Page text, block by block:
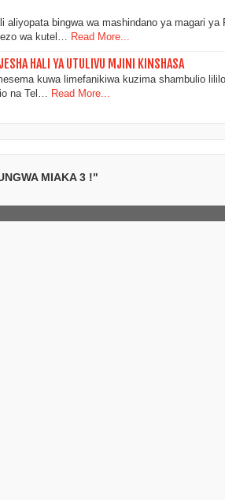
aliyopata bingwa wa mashindano ya magari ya
wa kutel… Read More...
HALI YA UTULIVU MJINI KINSHASA
kuwa limefanikiwa kuzima shambulio
na Tel…
Read More...
MIAKA 3 !"